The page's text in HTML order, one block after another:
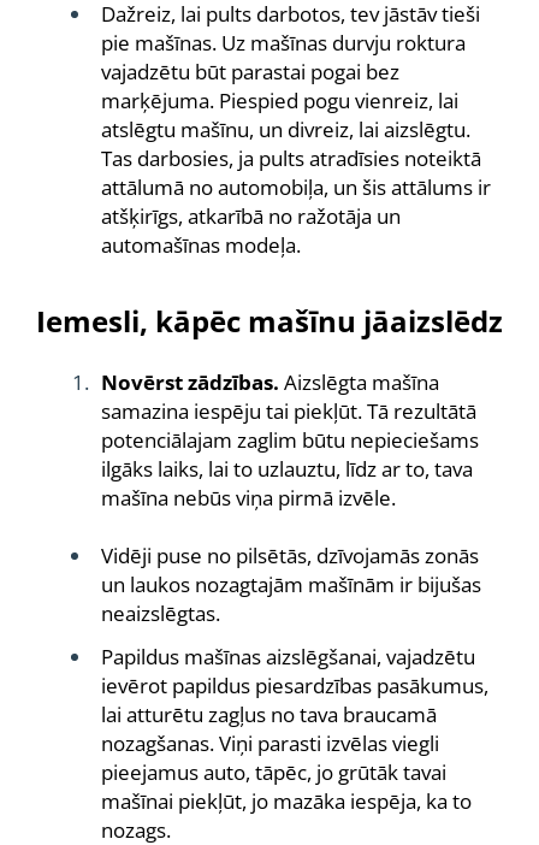
Dažreiz, lai pults darbotos, tev jāstāv tieši
pie mašīnas. Uz mašīnas durvju roktura
vajadzētu būt parastai pogai bez
marķējuma. Piespied pogu vienreiz, lai
atslēgtu mašīnu, un divreiz, lai aizslēgtu.
Tas darbosies, ja pults atradīsies noteiktā
attālumā no automobiļa, un šis attālums ir
atšķirīgs, atkarībā no ražotāja un
automašīnas modeļa.
Iemesli, kāpēc mašīnu jāaizslēdz
Novērst zādzības. Aizslēgta mašīna
samazina iespēju tai piekļūt. Tā rezultātā
potenciālajam zaglim būtu nepieciešams
ilgāks laiks, lai to uzlauztu, līdz ar to, tava
mašīna nebūs viņa pirmā izvēle.
Vidēji puse no pilsētās, dzīvojamās zonās
un laukos nozagtajām mašīnām ir bijušas
neaizslēgtas.
Papildus mašīnas aizslēgšanai, vajadzētu
ievērot papildus piesardzības pasākumus,
lai atturētu zagļus no tava braucamā
nozagšanas. Viņi parasti izvēlas viegli
pieejamus auto, tāpēc, jo grūtāk tavai
mašīnai piekļūt, jo mazāka iespēja, ka to
nozags.